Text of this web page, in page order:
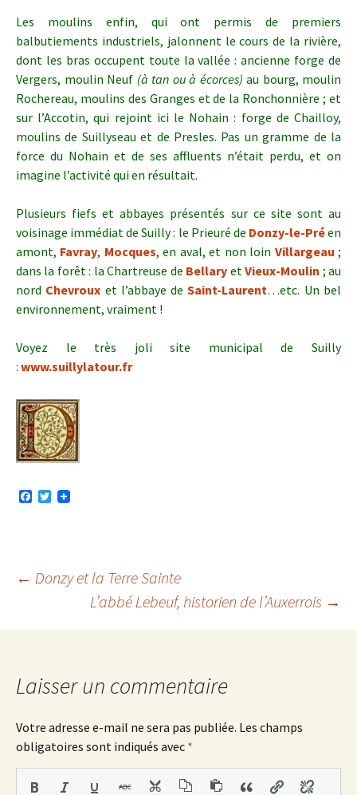
Les moulins enfin, qui ont permis de premiers
balbutiements industriels, jalonnent le cours de la rivière,
dont les bras occupent toute la vallée : ancienne forge de
Vergers, moulin Neuf (à tan ou à écorces) au bourg, moulin
Rochereau, moulins des Granges et de la Ronchonnière ; et
sur l’Accotin, qui rejoint ici le Nohain : forge de Chailloy,
moulins de Suillyseau et de Presles. Pas un gramme de la
force du Nohain et de ses affluents n’était perdu, et on
imagine l’activité qui en résultait.
Plusieurs fiefs et abbayes présentés sur ce site sont au
voisinage immédiat de Suilly : le Prieuré de Donzy-le-Préen
amont, Favray, Mocques, en aval, et non loin Villargeau ;
dans la forêt : la Chartreuse de Bellary etVieux-Moulin ; au
nord Chevroux et l’abbaye deSaint-Laurent…etc. Un bel
environnement, vraiment !
Voyez le très joli site municipal de Suilly
: www.suillylatour.fr
o
k
T
r
Navigation
des
articles
← Donzy et la Terre Sainte
L’abbé Lebeuf, historien de l’Auxerrois →
Laisser un commentaire
Votre adresse e-mail ne sera pas publiée. Les champs
obligatoires sont indiqués avec *